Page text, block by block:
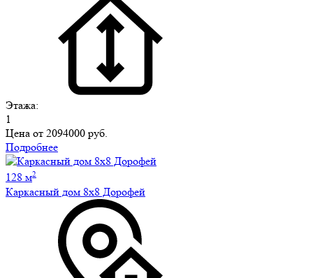
Этажа:
1
Цена от 2094000 руб.
Подробнее
128 м2
Каркасный дом 8х8 Дорофей